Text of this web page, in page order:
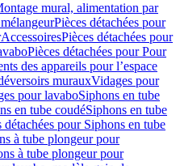
mural, alimentation par
Pièces détachées pour
AccessoiresPièces détachées pour
Pièces détachées pour Pour
des appareils pour l’espace
murauxVidages pour
pour lavaboSiphons en tube
en tube coudéSiphons en tube
détachées pour Siphons en tube
à tube plongeur pour
à tube plongeur pour